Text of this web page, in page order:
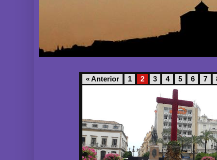
« Anterior 1 2 3 4 5 6 7